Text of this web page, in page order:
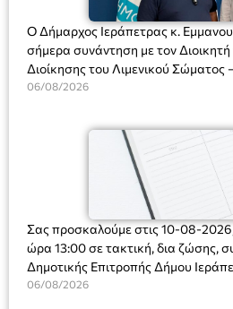
Ο Δήμαρχος Ιεράπετρας κ.
σήμερα συνάντηση με τον
Διοίκησης του Λιμενικού Σώματος
Ακτοφυλακής (Λ.Σ.-ΕΛ.ΑΚΤ.),
06/08/2026
Σας προσκαλούμε στις 10-08-
ώρα 13:00 σε τακτική, δια ζώσης,
Δημοτικής Επιτροπής Δήμου
στο Δημοτικό Κατάστημα,
06/08/2026